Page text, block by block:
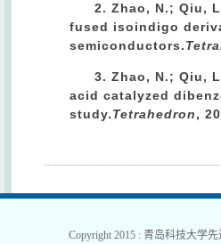
2. Zhao, N.; Qiu,
fused isoindigo
semiconductors.
3. Zhao, N.; Qiu,
acid catalyzed
study.Tetrahedron,
Copyright 2015 : 青岛科技大学